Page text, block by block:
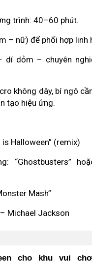
trình: 40–60 phút.
– nữ) để phối hợp linh
dí dỏm – chuyên
không dây, bí ngô
tạo hiệu ứng.
is Halloween” (remix)
“Ghostbusters”
Mash”
– Michael Jackson
cho khu vui